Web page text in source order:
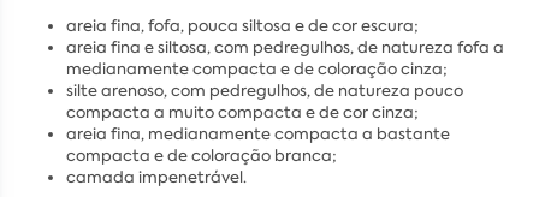
areia fina, fofa, pouca siltosa e de cor escura;
areia fina e siltosa, com pedregulhos, de natureza fofa a
medianamente compacta e de coloração cinza;
silte arenoso, com pedregulhos, de natureza pouco
compacta a muito compacta e de cor cinza;
areia fina, medianamente compacta a bastante
compacta e de coloração branca;
camada impenetrável.